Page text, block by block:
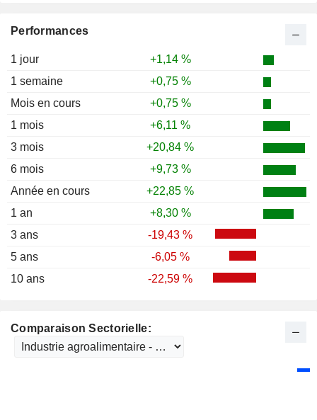
Performances
1 jour
+1,14 %
1 semaine
+0,75 %
Mois en cours
+0,75 %
1 mois
+6,11 %
3 mois
+20,84 %
6 mois
+9,73 %
Année en cours
+22,85 %
1 an
+8,30 %
3 ans
-19,43 %
5 ans
-6,05 %
10 ans
-22,59 %
Comparaison Sectorielle:
1990
1989
+21,97 %
1988
+17,44 %
1987
+13,06 %
1986
-5,26 %
1985
+72,73 %
1984
+35,80 %
1983
+20,90 %
1982
+86,11 %
1981
+15,20 %
1980
+45,35 %
1979
+16,22 %
1976
+10,29 %